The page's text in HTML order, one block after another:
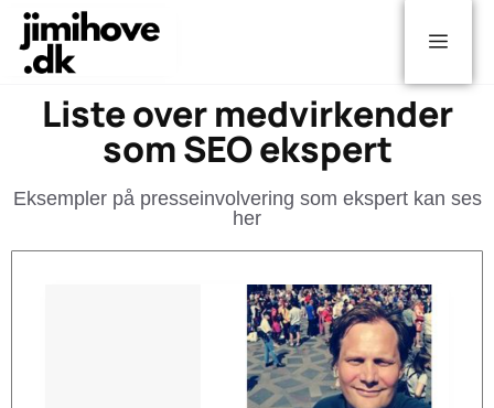
Liste over medvirkender
som SEO ekspert
Eksempler på presseinvolvering som ekspert kan ses
her